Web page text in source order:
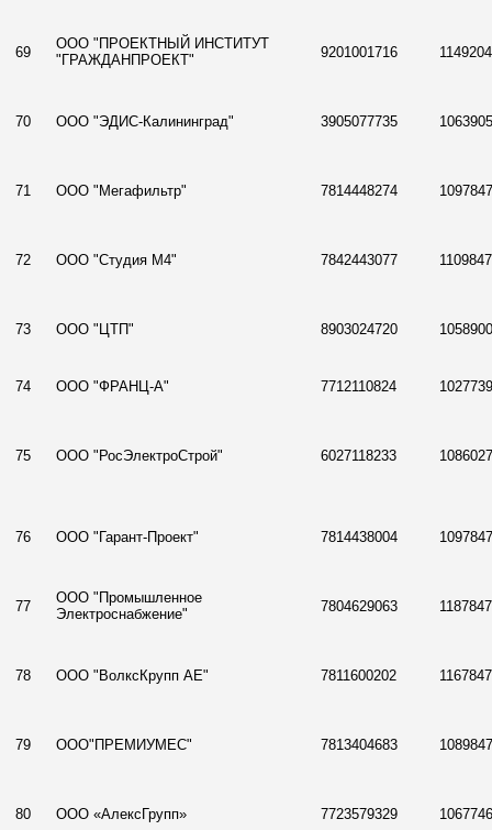
69
ООО "ПРОЕКТНЫЙ ИНСТИТУТ
"ГРАЖДАНПРОЕКТ"
9201001716
70 ООО "ЭДИС-Калининград" 3905077735
71 ООО "Мегафильтр" 7814448274
72 ООО "Студия М4" 7842443077
73 ООО "ЦТП" 8903024720
74 ООО "ФРАНЦ-А" 7712110824
75 ООО "РосЭлектроСтрой" 6027118233
76 ООО "Гарант-Проект" 7814438004
77
ООО "Промышленное
Электроснабжение"
7804629063
78 ООО "ВолксКрупп АЕ" 7811600202
79 ООО"ПРЕМИУМЕС" 7813404683
80 ООО «АлексГрупп» 7723579329